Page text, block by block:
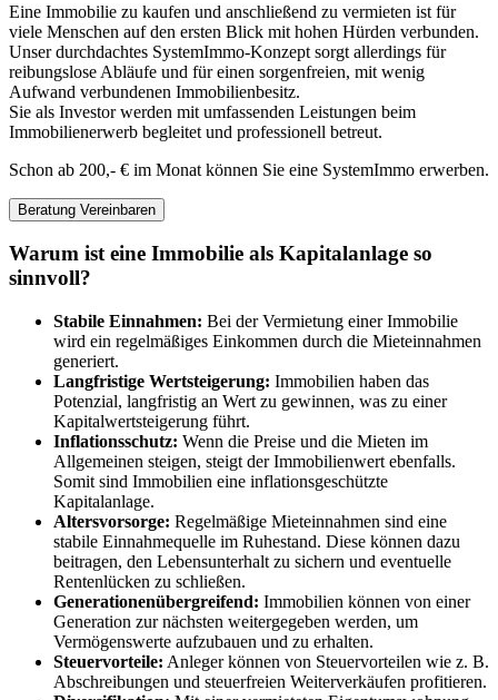
Eine Immobilie zu kaufen und anschließend zu vermieten ist für
viele Menschen auf den ersten Blick mit hohen Hürden verbunden.
Unser durchdachtes SystemImmo-Konzept sorgt allerdings für
reibungslose Abläufe und für einen sorgenfreien, mit wenig
Aufwand verbundenen Immobilienbesitz.
Sie als Investor werden mit umfassenden Leistungen beim
Immobilienerwerb begleitet und professionell betreut.
Schon ab 200,- € im Monat können Sie eine SystemImmo erwerben.
Beratung Vereinbaren
Warum ist eine Immobilie als Kapitalanlage so
sinnvoll?
Stabile Einnahmen: Bei der Vermietung einer Immobilie
wird ein regelmäßiges Einkommen durch die Mieteinnahmen
generiert.
Langfristige Wertsteigerung: Immobilien haben das
Potenzial, langfristig an Wert zu gewinnen, was zu einer
Kapitalwertsteigerung führt.
Inflationsschutz: Wenn die Preise und die Mieten im
Allgemeinen steigen, steigt der Immobilienwert ebenfalls.
Somit sind Immobilien eine inflationsgeschützte
Kapitalanlage.
Altersvorsorge: Regelmäßige Mieteinnahmen sind eine
stabile Einnahmequelle im Ruhestand. Diese können dazu
beitragen, den Lebensunterhalt zu sichern und eventuelle
Rentenlücken zu schließen.
Generationenübergreifend: Immobilien können von einer
Generation zur nächsten weitergegeben werden, um
Vermögenswerte aufzubauen und zu erhalten.
Steuervorteile: Anleger können von Steuervorteilen wie z. B.
Abschreibungen und steuerfreien Weiterverkäufen profitieren.